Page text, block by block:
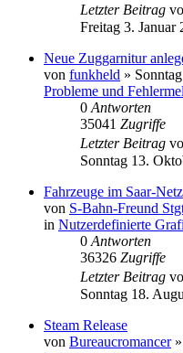
Letzter Beitrag
Freitag 3. Januar
Neue Zuggarnitur
von funkheld »
Probleme und
0 Antworten
35041 Zugriffe
Letzter Beitrag
Sonntag 13.
Fahrzeuge im Saar-Netz
von S-Bahn-Freund
in Nutzerdefinierte
0 Antworten
36326 Zugriffe
Letzter Beitrag
Sonntag 18.
Steam Release
von Bureaucromancer»